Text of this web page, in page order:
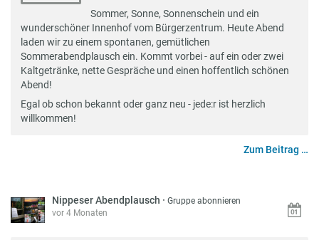
Sommer, Sonne, Sonnenschein und ein
wunderschöner Innenhof vom Bürgerzentrum. Heute Abend
laden wir zu einem spontanen, gemütlichen
Sommerabendplausch ein. Kommt vorbei - auf ein oder zwei
Kaltgetränke, nette Gespräche und einen hoffentlich schönen
Abend!
Egal ob schon bekannt oder ganz neu - jede:r ist herzlich
willkommen!
Zum Beitrag …
Nippeser Abendplausch ·Gruppe abonnieren
vor 4 Monaten